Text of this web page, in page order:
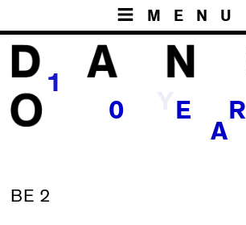
MENU
1
0 E
A
R
BE 2